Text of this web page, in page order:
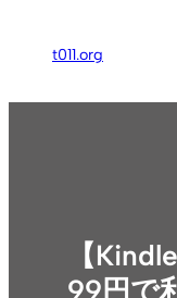
ス
t011.org
【
99円で